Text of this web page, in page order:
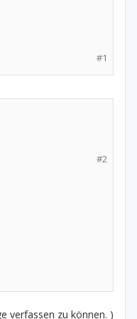
#1
#2
verfassen zu können. )